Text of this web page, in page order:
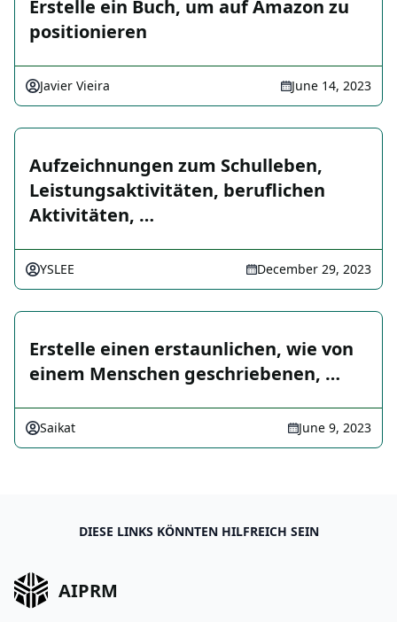
Erstelle ein Buch, um auf Amazon zu
positionieren
Javier Vieira June 14, 2023
Aufzeichnungen zum Schulleben,
Leistungsaktivitäten, beruflichen
Aktivitäten, …
YSLEE December 29, 2023
Erstelle einen erstaunlichen, wie von
einem Menschen geschriebenen, …
Saikat June 9, 2023
DIESE LINKS KÖNNTEN HILFREICH SEIN
AIPRM